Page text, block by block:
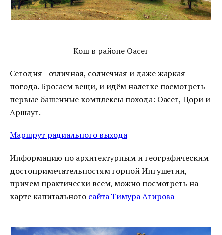
Кош в районе Оасег
Сегодня - отличная, солнечная и даже жаркая
погода. Бросаем вещи, и идём налегке посмотреть
первые башенные комплексы похода: Оасег, Цори и
Аршауг.
Маршрут радиального выхода
Информацию по архитектурным и географическим
достопримечательностям горной Ингушетии,
причем практически всем, можно посмотреть на
карте капитального сайта Тимура Агирова